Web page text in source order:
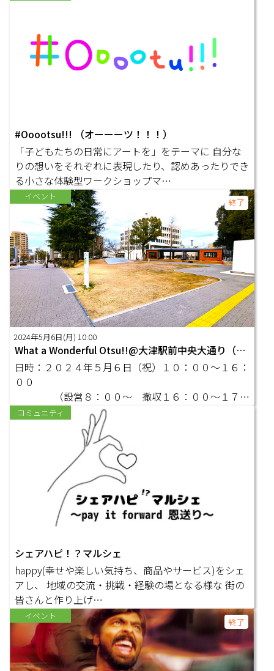
#Ooootsu!!! （オーーーツ！！！）
「子どもたちの日常にアートを」をテーマに 自分な
りの想いをそれぞれに表現したり、認めあったりでき
る小さな体験型ワークショップマ…
イベント
終了
2024年5月6日(月) 10:00
What a Wonderful Otsu!!@大津駅前中央大通り（仮）
日時：２０２４年５月６日（祝）１０：００～１６：
００
（設営８：００～ 撤収１６：００～１７：
００）
コミュニティ
シェアハピ！？マルシェ
happy(幸せや楽しい気持ち、商品やサービス)をシェ
アし、 地域の交流・挑戦・経験の場となる様な 街の
皆さんと作り上げ…
イベント
終了